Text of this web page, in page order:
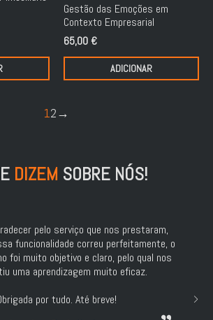
Gestão das Emoções em
Contexto Empresarial
65,00 €
ADICIONAR
12→
DIZEM SOBRE NÓS!
pelo serviço que nos prestaram,
funcionalidade correu perfeitamente, o
foi muito objetivo e claro, pelo qual nos
uma aprendizagem muito eficaz.
por tudo. Até breve!